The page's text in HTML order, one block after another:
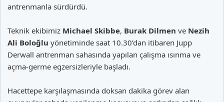
antrenmanla sürdürdü.
Teknik ekibimiz Michael Skibbe, Burak Dilmen ve Nezih
Ali Boloğlu yönetiminde saat 10.30’dan itibaren Jupp
Derwall antrenman sahasında yapılan çalışma ısınma ve
açma-germe egzersizleriyle başladı.
Hacettepe karşılaşmasında doksan dakika görev alan